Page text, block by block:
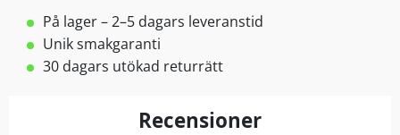
På lager – 2–5 dagars leveranstid
Unik smakgaranti
30 dagars utökad returrätt
Recensioner